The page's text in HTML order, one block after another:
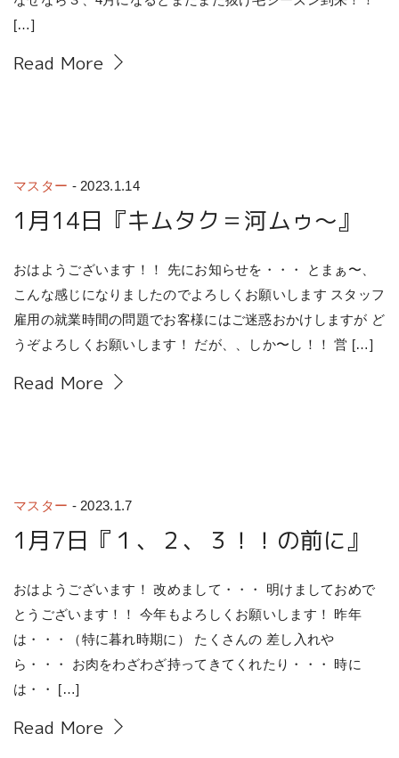
[…]
Read More
マスター - 2023.1.14
1月14日『キムタク＝河ムゥ〜』
おはようございます！！ 先にお知らせを・・・ とまぁ〜、
こんな感じになりましたのでよろしくお願いします スタッフ
雇用の就業時間の問題でお客様にはご迷惑おかけしますが ど
うぞよろしくお願いします！ だが、、しか〜し！！ 営 […]
Read More
マスター - 2023.1.7
1月7日『１、２、３！！の前に』
おはようございます！ 改めまして・・・ 明けましておめで
とうございます！！ 今年もよろしくお願いします！ 昨年
は・・・（特に暮れ時期に） たくさんの 差し入れや
ら・・・ お肉をわざわざ持ってきてくれたり・・・ 時に
は・・ […]
Read More